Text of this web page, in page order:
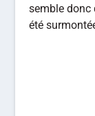
semble donc
été